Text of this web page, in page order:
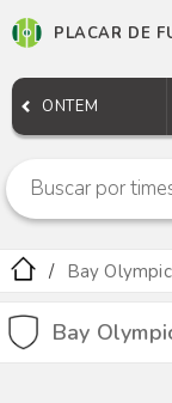
PLACAR DE
ONTEM
Bay
Bay